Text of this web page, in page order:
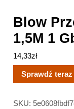
Blow
1,5M 1
14,33zł
Sprawdź teraz
SKU: